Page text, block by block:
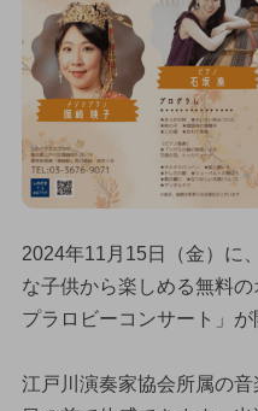
2024年11月15日（金）に
な子供から楽しめる無料
プラロビーコンサート」が
江戸川演奏家協会所属の